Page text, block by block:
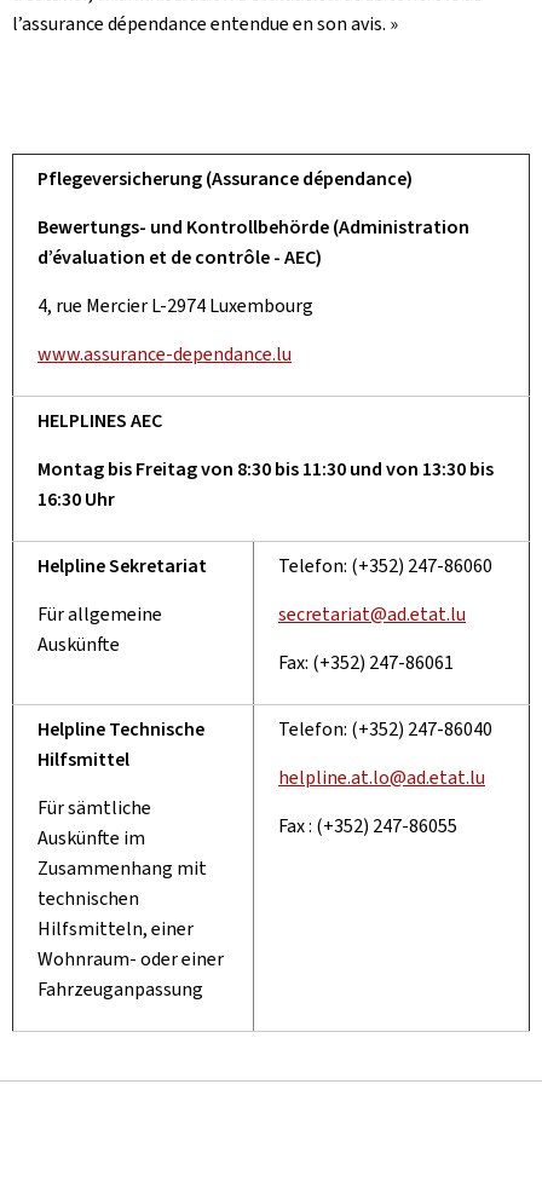
l’assurance dépendance entendue en son avis. »
Pflegeversicherung (Assurance dépendance)
Bewertungs- und Kontrollbehörde (Administration
d’évaluation et de contrôle - AEC)
4, rue Mercier L-2974 Luxembourg
www.assurance-dependance.lu
HELPLINES AEC
Montag bis Freitag von 8:30 bis 11:30 und von 13:30 bis
16:30 Uhr
Helpline Sekretariat
Für allgemeine
Auskünfte
Telefon: (+352) 247-86060
secretariat@ad.etat.lu
Fax: (+352) 247-86061
Helpline Technische
Hilfsmittel
Für sämtliche
Auskünfte im
Zusammenhang mit
technischen
Hilfsmitteln, einer
Wohnraum- oder einer
Fahrzeuganpassung
Telefon: (+352) 247-86040
helpline.at.lo@ad.etat.lu
Fax : (+352) 247-86055